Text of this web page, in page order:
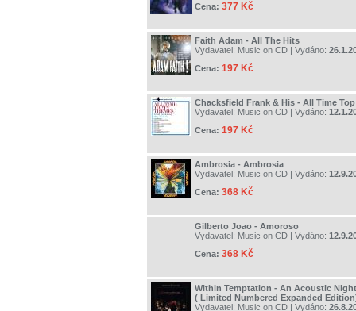
Cena: 377 Kč
Faith Adam - All The Hits
Vydavatel: Music on CD | Vydáno:
Cena: 197 Kč
Chacksfield Frank & His - All Time Top
Vydavatel: Music on CD | Vydáno:
Cena: 197 Kč
Ambrosia - Ambrosia
Vydavatel: Music on CD | Vydáno:
Cena: 368 Kč
Gilberto Joao - Amoroso
Vydavatel: Music on CD | Vydáno:
Cena: 368 Kč
Within Temptation - An Acoustic
( Limited Numbered Expanded
Vydavatel: Music on CD | Vydáno: